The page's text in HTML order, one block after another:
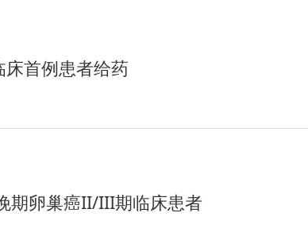
首例患者给药
期卵巢癌II/III期临床患者